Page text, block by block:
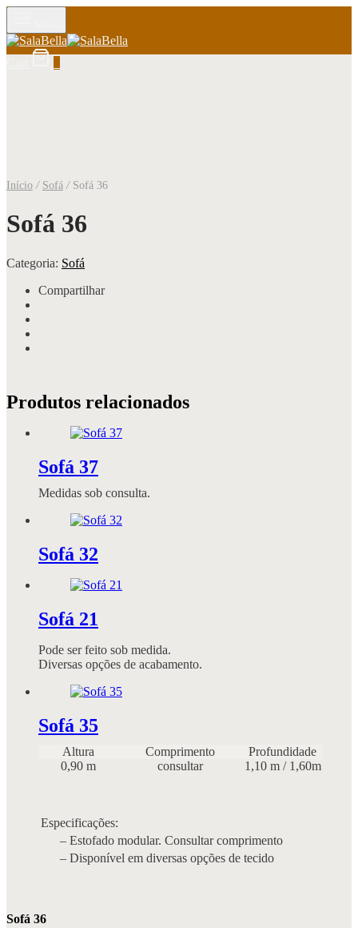
Início / Sofá /Sofá 36
Sofá 36
Categoria: Sofá
Compartilhar
Produtos relacionados
Sofá 37
Medidas sob consulta.
Sofá 32
Sofá 21
Pode ser feito sob medida.
Diversas opções de acabamento.
Sofá 35
Altura Comprimento
Profundidade
0,90 m
consultar 1,10 m / 1,60m
Especificações:
– Estofado modular. Consultar comprimento
– Disponível em diversas opções de tecido
Sofá 36